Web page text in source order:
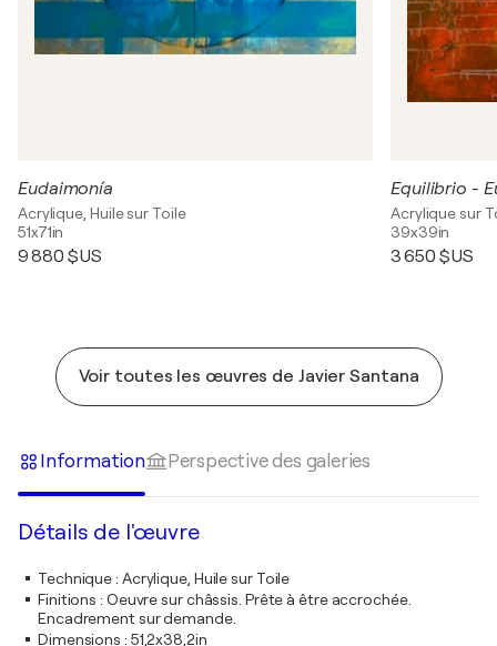
Eudaimonía
Acrylique, Huile sur Toile
51x71in
9 880 $US
Equilibrio -
Acrylique sur
39x39in
3 650 $US
Voir toutes les œuvres de Javier Santana
Information Perspective des galeries
Détails de l'œuvre
Technique: Acrylique, Huile sur Toile
Finitions : Oeuvre sur châssis. Prête à être accrochée.
Encadrement sur demande.
Dimensions : 51,2x38,2in